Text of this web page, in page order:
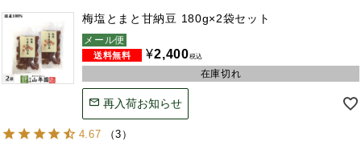
梅塩とまと甘納豆 180g×2袋セット
メール便
¥2,400税込
在庫切れ
再入荷お知らせ
4.67 （3 ）